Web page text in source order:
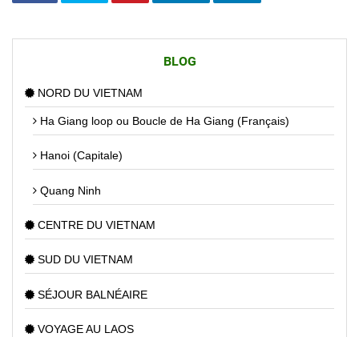
BLOG
NORD DU VIETNAM
Ha Giang loop ou Boucle de Ha Giang (Français)
Hanoi (Capitale)
Quang Ninh
CENTRE DU VIETNAM
SUD DU VIETNAM
SÉJOUR BALNÉAIRE
VOYAGE AU LAOS